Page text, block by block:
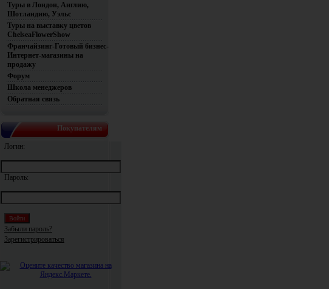
Туры в Лондон, Англию,
Шотландию, Уэльс
Туры на выставку цветов
ChelseaFlowerShow
Франчайзинг-Готовый бизнес-
Интернет-магазины на
продажу
Форум
Школа менеджеров
Обратная связь
Покупателям
Логин:
Пароль:
Забыли пароль?
Зарегистрироваться